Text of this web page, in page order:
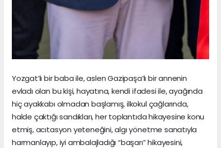
Yozgat’lı bir baba ile, aslen Gazipaşa’lı bir annenin
evladı olan bu kişi, hayatına, kendi ifadesi ile, ayağında
hiç ayakkabı olmadan başlamış, ilkokul çağlarında,
halde çaktığı sandıkları, her toplantıda hikayesine konu
etmiş, acıtasyon yeteneğini, algı yönetme sanatıyla
harmanlayıp, iyi ambalajladığı “başarı” hikayesini,